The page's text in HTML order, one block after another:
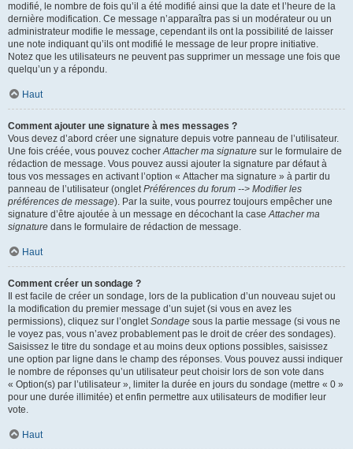
modifié, le nombre de fois qu’il a été modifié ainsi que la date et l’heure de la
dernière modification. Ce message n’apparaîtra pas si un modérateur ou un
administrateur modifie le message, cependant ils ont la possibilité de laisser
une note indiquant qu’ils ont modifié le message de leur propre initiative.
Notez que les utilisateurs ne peuvent pas supprimer un message une fois que
quelqu’un y a répondu.
Haut
Comment ajouter une signature à mes messages ?
Vous devez d’abord créer une signature depuis votre panneau de l’utilisateur.
Une fois créée, vous pouvez cocherAttacher ma signature sur le formulaire de
rédaction de message. Vous pouvez aussi ajouter la signature par défaut à
tous vos messages en activant l’option « Attacher ma signature » à partir du
panneau de l’utilisateur (ongletPréférences du forum --> Modifier les
préférences de message). Par la suite, vous pourrez toujours empêcher une
signature d’être ajoutée à un message en décochant la caseAttacher ma
signature dans le formulaire de rédaction de message.
Haut
Comment créer un sondage ?
Il est facile de créer un sondage, lors de la publication d’un nouveau sujet ou
la modification du premier message d’un sujet (si vous en avez les
permissions), cliquez sur l’ongletSondage sous la partie message (si vous ne
le voyez pas, vous n’avez probablement pas le droit de créer des sondages).
Saisissez le titre du sondage et au moins deux options possibles, saisissez
une option par ligne dans le champ des réponses. Vous pouvez aussi indiquer
le nombre de réponses qu’un utilisateur peut choisir lors de son vote dans
« Option(s) par l’utilisateur », limiter la durée en jours du sondage (mettre « 0 »
pour une durée illimitée) et enfin permettre aux utilisateurs de modifier leur
vote.
Haut